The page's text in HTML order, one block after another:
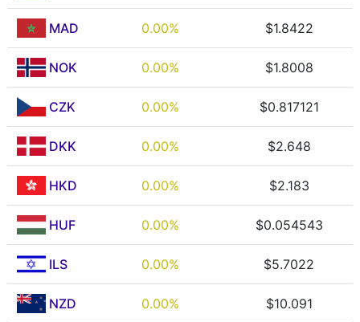
MAD 0.00% $1.8422
NOK 0.00% $1.8008
CZK 0.00% $0.817121
DKK 0.00% $2.648
HKD 0.00% $2.183
HUF 0.00% $0.054543
ILS 0.00% $5.7022
NZD 0.00% $10.091